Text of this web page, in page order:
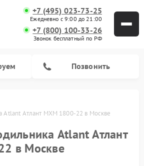
+7 (495) 023-73-25
Ежедневно с 9:00 до 21:00
+7 (800) 100-33-26
Звонок бесплатный по РФ
Позвонить
Atlant Атлант МХМ 1800-22 в Москве
Atlant Атлант
в Москве